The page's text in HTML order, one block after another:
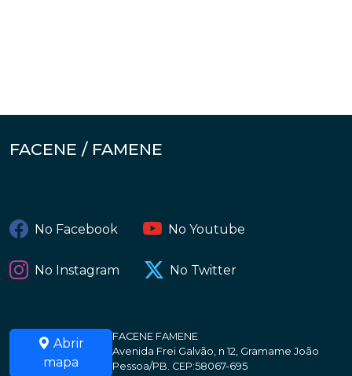
FACENE / FAMENE
No Facebook No Youtube
No Instagram No Twitter
Abrir
mapa
FACENE FAMENE
Avenida Frei Galvão, n 12, Gramame João
Pessoa/PB. CEP:58067-695